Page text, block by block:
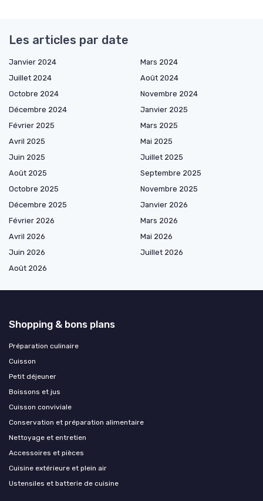
Les articles par date
Janvier 2024
Mars 2024
Juillet 2024
Août 2024
Octobre 2024
Novembre 2024
Décembre 2024
Janvier 2025
Février 2025
Mars 2025
Avril 2025
Mai 2025
Juin 2025
Juillet 2025
Août 2025
Septembre 2025
Octobre 2025
Novembre 2025
Décembre 2025
Janvier 2026
Février 2026
Mars 2026
Avril 2026
Mai 2026
Juin 2026
Juillet 2026
Août 2026
Shopping & bons plans
Préparation culinaire
Cuisson
Petit déjeuner
Boissons et jus
Cuisson conviviale
Conservation et préparation alimentaire
Nettoyage et entretien
Accessoires et pièces
Cuisine extérieure et plein air
Ustensiles et batterie de cuisine